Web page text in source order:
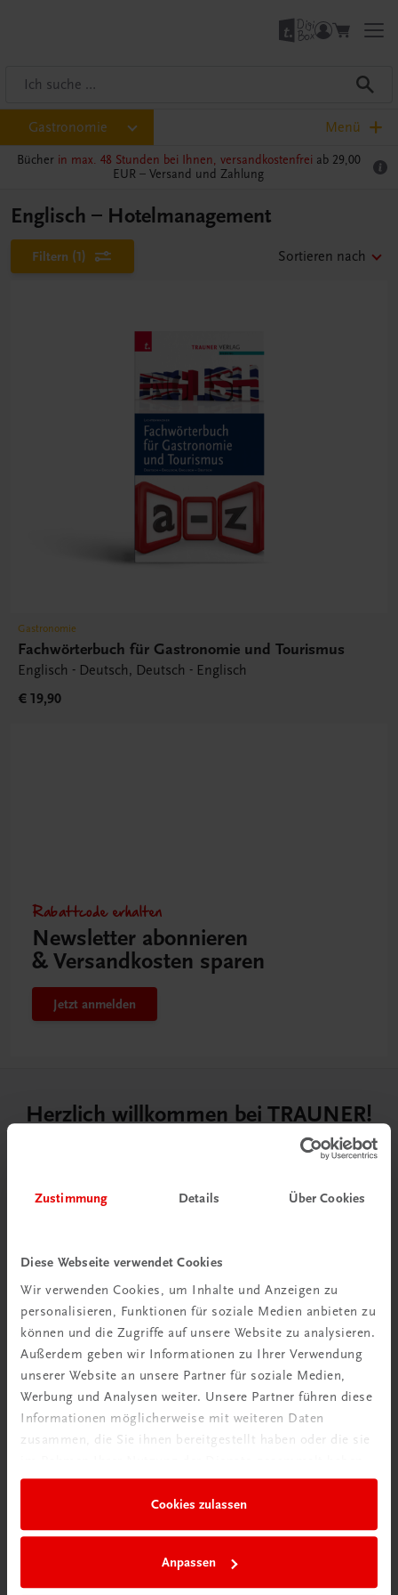
Zustimmung Details Über Cookies
Diese Webseite verwendet Cookies
Wir verwenden Cookies, um Inhalte und Anzeigen zu
personalisieren, Funktionen für soziale Medien anbieten zu
können und die Zugriffe auf unsere Website zu analysieren.
Außerdem geben wir Informationen zu Ihrer Verwendung
unserer Website an unsere Partner für soziale Medien,
Werbung und Analysen weiter. Unsere Partner führen diese
Informationen möglicherweise mit weiteren Daten
zusammen, die Sie ihnen bereitgestellt haben oder die sie
Cookies zulassen
Anpassen
Gastronomie Menü
Bücher in max. 48 Stunden bei Ihnen, versandkostenfrei ab 29,00
EUR – Versand und Zahlung
Englisch – Hotelmanagement
Filtern (1) Sortieren nach
Gastronomie
Fachwörterbuch für Gastronomie und Tourismus
Englisch - Deutsch, Deutsch - Englisch
€ 19,90
Rabattcode erhalten
Newsletter abonnieren
& Versandkosten sparen
Jetzt anmelden
Herzlich willkommen bei TRAUNER!
Wir sind ein österreichisches Familienunternehmen mit
75 Mitarbeiterinnen und Mitarbeitern, die eines verbindet:
Begeisterung für unsere Produkte.
mehr erfahren
TRAUNER Verlag + Buchservice GmbH
Köglstraße 14 | 4020 Linz
buchservice@trauner.at
WhatsApp:+43 664 88 58 69 41